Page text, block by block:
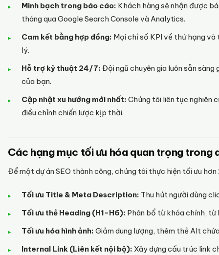
Minh bạch trong báo cáo: Khách hàng sẽ nhận được
tháng qua Google Search Console và Analytics.
Cam kết bằng hợp đồng: Mọi chỉ số KPI về thứ hạng
lý.
Hỗ trợ kỹ thuật 24/7: Đội ngũ chuyên gia luôn sẵn
của bạn.
Cập nhật xu hướng mới nhất: Chúng tôi liên tục nghiên
điều chỉnh chiến lược kịp thời.
Các hạng mục tối ưu hóa quan trọng trong
Để một dự án SEO thành công, chúng tôi thực hiện tối ưu
Tối ưu Title & Meta Description: Thu hút người dùng
Tối ưu thẻ Heading (H1-H6): Phân bổ từ khóa chính, từ
Tối ưu hóa hình ảnh: Giảm dung lượng, thêm thẻ Alt
Internal Link (Liên kết nội bộ): Xây dựng cấu trúc link